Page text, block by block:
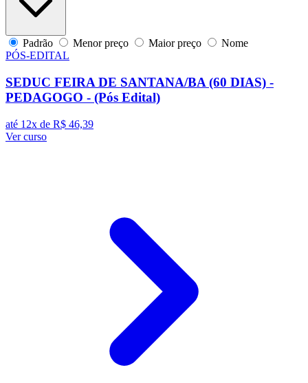
Padrão Menor preço Maior preço
Nome
PÓS-EDITAL
SEDUC FEIRA DE SANTANA/BA (60 DIAS) -
PEDAGOGO - (Pós Edital)
até 12x de R$ 46,39
Ver curso